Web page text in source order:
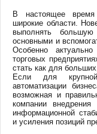
В настоящее время
широкие области.
выполнять
основными и
Особенно
торговых
стать как для
Если для крупной
автоматизации
возможная и
компании
информационной
и усиления позиций